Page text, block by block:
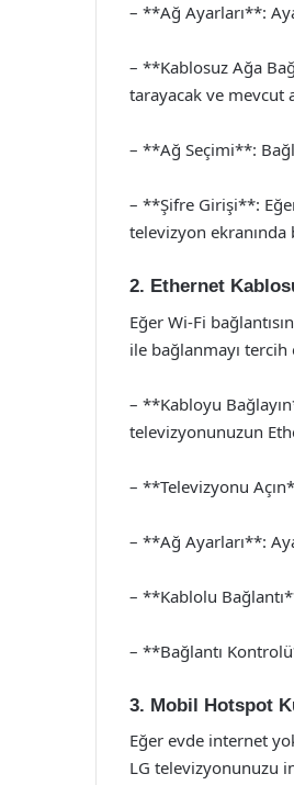
– **Ağ Ayarları**:
– **Kablosuz Ağa
tarayacak ve mevcut
– **Ağ Seçimi**:
– **Şifre Girişi**:
televizyon
2. Ethernet
Eğer Wi-Fi
ile bağlanmayı
– **Kabloyu
televizyonunuzun
– **Televizyonu
– **Ağ Ayarları**:
– **Kablolu
– **Bağlantı
3. Mobil Hotspot
Eğer evde internet
LG televizyonunuzu